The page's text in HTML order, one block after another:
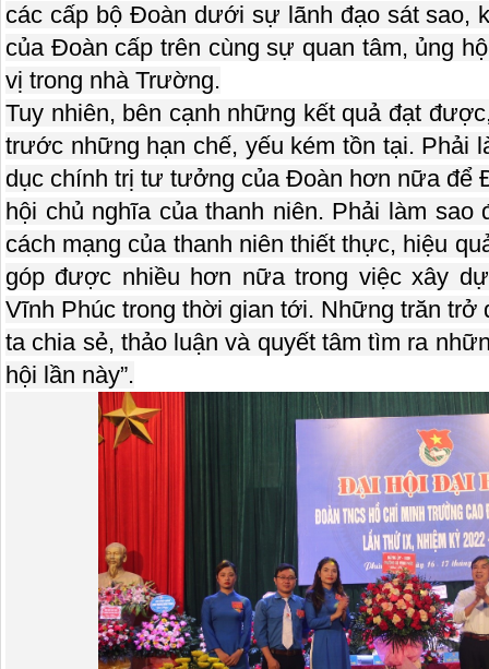
các cấp bộ Đoàn dưới sự lãnh đạo sát sao,
của Đoàn cấp trên cùng sự quan tâm, ủng
vị trong nhà Trường.
Tuy nhiên, bên cạnh những kết quả đạt
trước những hạn chế, yếu kém tồn tại. Phải
dục chính trị tư tưởng của Đoàn hơn nữa để
hội chủ nghĩa của thanh niên. Phải làm sao
cách mạng của thanh niên thiết thực, hiệu
góp được nhiều hơn nữa trong việc xây
Vĩnh Phúc trong thời gian tới. Những trăn trở
ta chia sẻ, thảo luận và quyết tâm tìm ra
hội lần này”.